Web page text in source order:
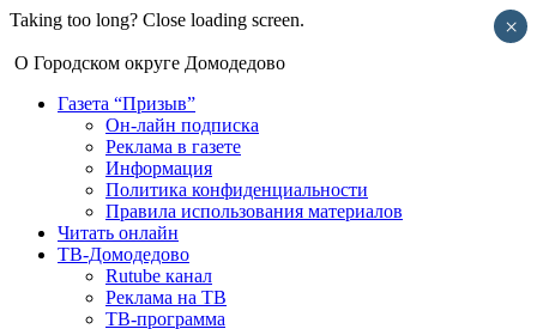
Taking too long? Close loading screen.
О Городском округе Домодедово
Газета “Призыв”
Он-лайн подписка
Реклама в газете
Информация
Политика конфиденциальности
Правила использования материалов
Читать онлайн
ТВ-Домодедово
Rutube канал
Реклама на ТВ
ТВ-программа
×